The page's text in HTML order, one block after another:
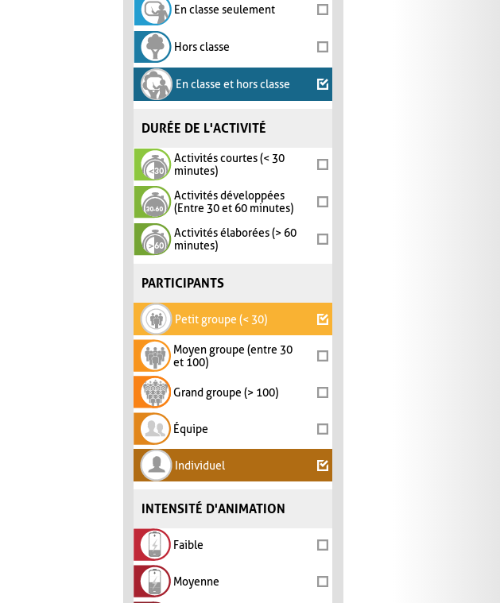
En classe seulement
Hors classe
En classe et hors classe
DURÉE DE L'ACTIVITÉ
Activités courtes (< 30
minutes)
Activités développées
(Entre 30 et 60 minutes)
Activités élaborées (> 60
minutes)
PARTICIPANTS
Petit groupe (< 30)
Moyen groupe (entre 30
et 100)
Grand groupe (> 100)
Équipe
Individuel
INTENSITÉ D'ANIMATION
Faible
Moyenne